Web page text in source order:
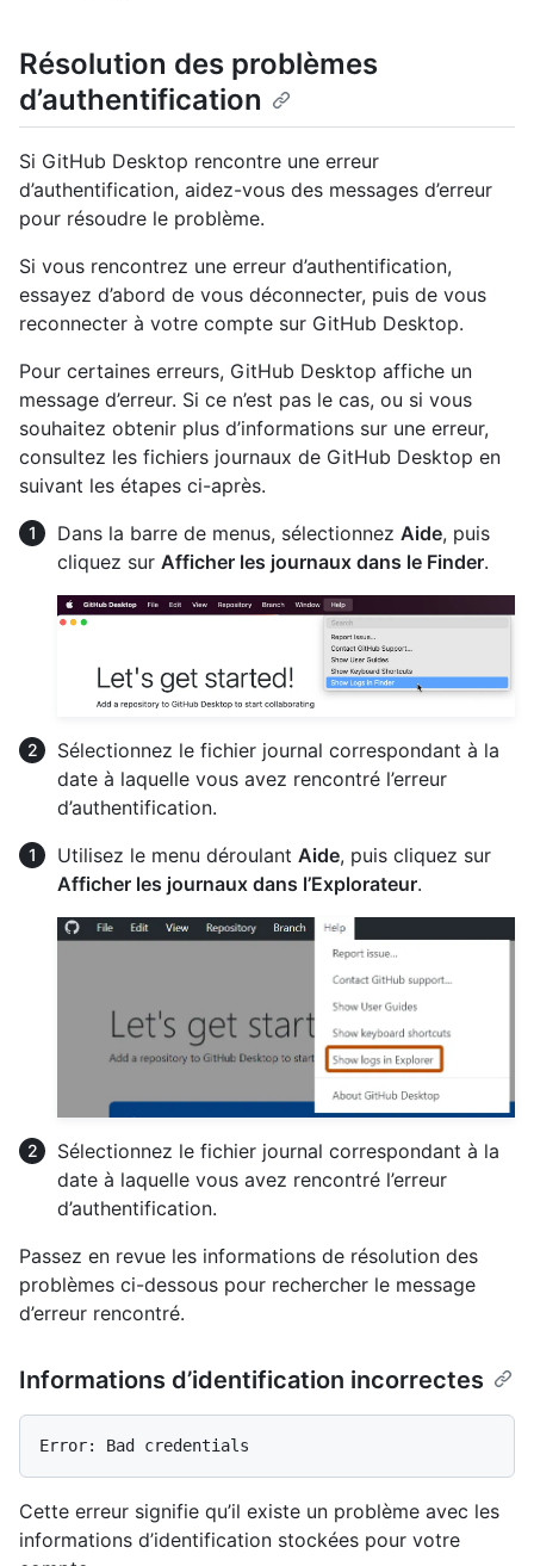
Résolution des problèmes
d’authentification
Si GitHub Desktop rencontre une erreur
d’authentification, aidez-vous des messages d’erreur
pour résoudre le problème.
Si vous rencontrez une erreur d’authentification,
essayez d’abord de vous déconnecter, puis de vous
reconnecter à votre compte sur GitHub Desktop.
Pour certaines erreurs, GitHub Desktop affiche un
message d’erreur. Si ce n’est pas le cas, ou si vous
souhaitez obtenir plus d’informations sur une erreur,
consultez les fichiers journaux de GitHub Desktop en
suivant les étapes ci-après.
Dans la barre de menus, sélectionnez Aide, puis
cliquez sur Afficher les journaux dans le Finder.
Sélectionnez le fichier journal correspondant à la
date à laquelle vous avez rencontré l’erreur
d’authentification.
Utilisez le menu déroulant Aide, puis cliquez sur
Afficher les journaux dans l’Explorateur.
Sélectionnez le fichier journal correspondant à la
date à laquelle vous avez rencontré l’erreur
d’authentification.
Passez en revue les informations de résolution des
problèmes ci-dessous pour rechercher le message
d’erreur rencontré.
Informations d’identification incorrectes
Cette erreur signifie qu’il existe un problème avec les
informations d’identification stockées pour votre